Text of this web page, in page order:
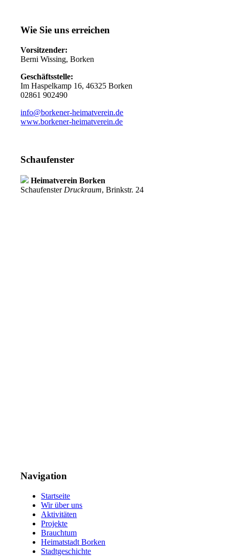
Wie Sie uns erreichen
Vorsitzender:
Berni Wissing, Borken
Geschäftsstelle:
Im Haspelkamp 16, 46325 Borken
02861 902490
info@borkener-heimatverein.de
www.borkener-heimatverein.de
Schaufenster
Heimatverein Borken
Schaufenster Druckraum, Brinkstr. 24
Navigation
Startseite
Wir über uns
Aktivitäten
Projekte
Brauchtum
Heimatstadt Borken
Stadtgeschichte